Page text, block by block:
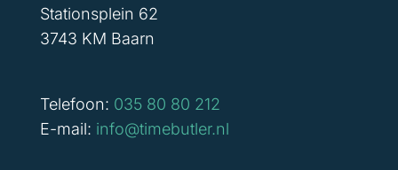
Stationsplein 62
3743 KM Baarn
Telefoon: 035 80 80 212
E-mail: info@timebutler.nl